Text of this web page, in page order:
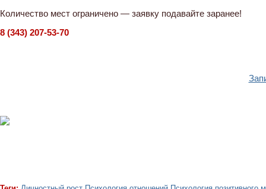
Количество мест ограничено — заявку подавайте заранее!
8 (343) 207-53-70